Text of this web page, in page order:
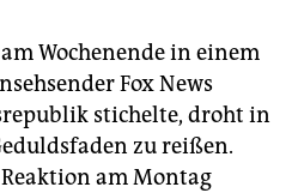
Wochenende in einem
Fox News
stichelte, droht in
zu reißen.
am Montag